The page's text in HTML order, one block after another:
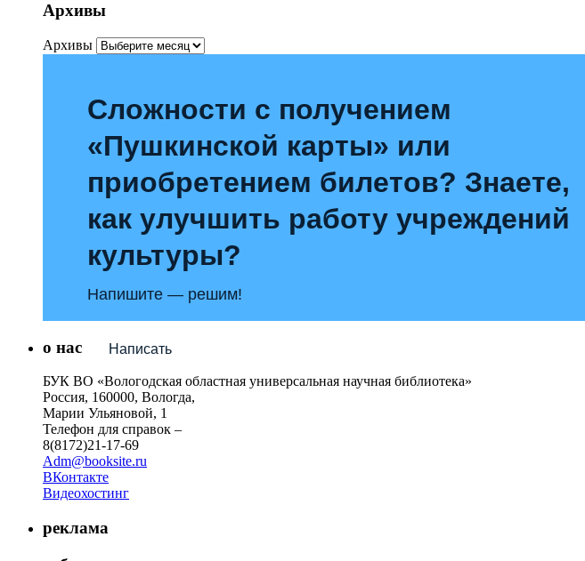
Архивы
Архивы
Сложности с получением
«Пушкинской карты» или
приобретением билетов? Знаете,
как улучшить работу учреждений
культуры?
Напишите — решим!
Написать
о нас
БУК ВО «Вологодская областная универсальная научная библиотека»
Россия, 160000, Вологда,
Марии Ульяновой, 1
Телефон для справок –
8(8172)21-17-69
Adm@booksite.ru
ВКонтакте
Видеохостинг
реклама